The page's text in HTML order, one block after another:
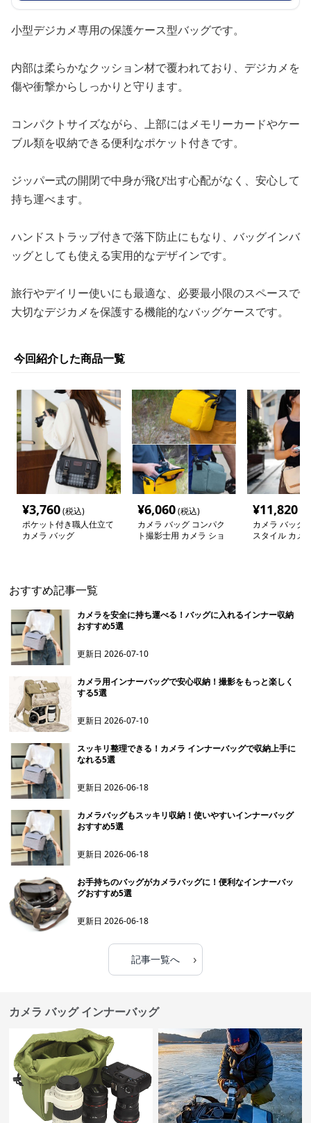
小型デジカメ専用の保護ケース型バッグです。
内部は柔らかなクッション材で覆われており、デジカメを
傷や衝撃からしっかりと守ります。
コンパクトサイズながら、上部にはメモリーカードやケー
ブル類を収納できる便利なポケット付きです。
ジッパー式の開閉で中身が飛び出す心配がなく、安心して
持ち運べます。
ハンドストラップ付きで落下防止にもなり、バッグインバ
ッグとしても使える実用的なデザインです。
旅行やデイリー使いにも最適な、必要最小限のスペースで
大切なデジカメを保護する機能的なバッグケースです。
今回紹介した商品一覧
¥3,760(税込)
ポケット付き職人仕立て
カメラ バッグ
¥6,060(税込)
カメラ バッグ コンパク
ト撮影士用 カメラ ショ
¥11,820
カメラ バッグ
スタイル カメ
おすすめ記事一覧
カメラを安全に持ち運べる！バッグに入れるインナー収納
おすすめ5選
更新日2026-07-10
カメラ用インナーバッグで安心収納！撮影をもっと楽しく
する5選
更新日2026-07-10
スッキリ整理できる！カメラ インナーバッグで収納上手に
なれる5選
更新日2026-06-18
カメラバッグもスッキリ収納！使いやすいインナーバッグ
おすすめ5選
更新日2026-06-18
お手持ちのバッグがカメラバッグに！便利なインナーバッ
グおすすめ5選
更新日2026-06-18
記事一覧へ ›
カメラ バッグ インナーバッグ